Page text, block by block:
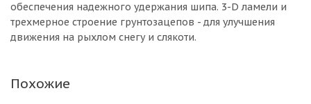
обеспечения надежного удержания шипа. 3-D ламели и
трехмерное строение грунтозацепов - для улучшения
движения на рыхлом снегу и слякоти.
Похожие